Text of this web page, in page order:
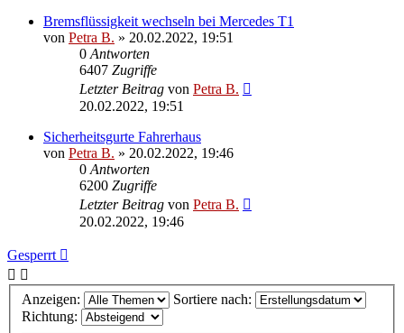
Bremsflüssigkeit wechseln bei Mercedes T1
von Petra B. » 20.02.2022, 19:51
0Antworten
6407 Zugriffe
Letzter Beitrag von Petra B.
20.02.2022, 19:51
Sicherheitsgurte Fahrerhaus
von Petra B. » 20.02.2022, 19:46
0Antworten
6200 Zugriffe
Letzter Beitrag von Petra B.
20.02.2022, 19:46
Gesperrt
Anzeigen:
Sortiere nach:
Richtung: